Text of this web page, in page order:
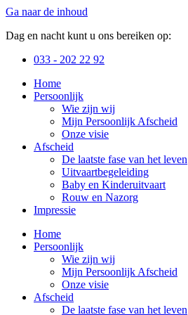
Ga naar de inhoud
Dag en nacht kunt u ons bereiken op:
033 - 202 22 92
Home
Persoonlijk
Wie zijn wij
Mijn Persoonlijk Afscheid
Onze visie
Afscheid
De laatste fase van het leven
Uitvaartbegeleiding
Baby en Kinderuitvaart
Rouw en Nazorg
Impressie
Home
Persoonlijk
Wie zijn wij
Mijn Persoonlijk Afscheid
Onze visie
Afscheid
De laatste fase van het leven